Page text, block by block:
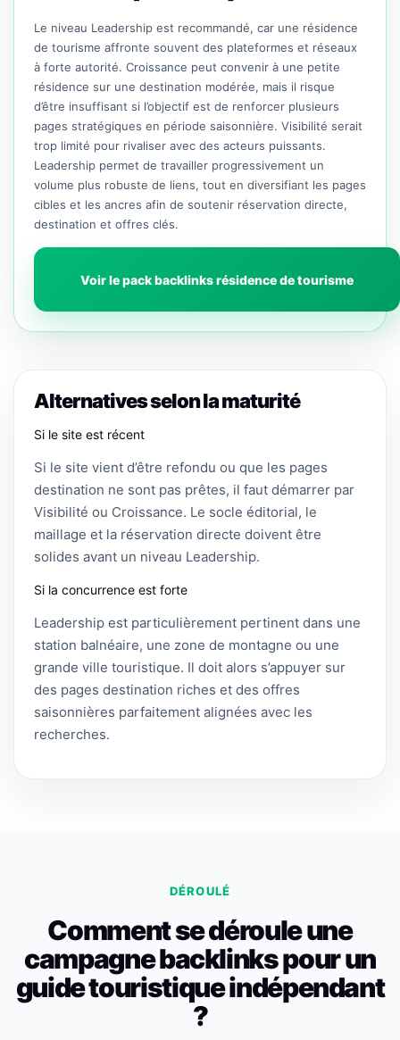
Le niveau Leadership est recommandé, car une résidence
de tourisme affronte souvent des plateformes et réseaux
à forte autorité. Croissance peut convenir à une petite
résidence sur une destination modérée, mais il risque
d’être insuffisant si l’objectif est de renforcer plusieurs
pages stratégiques en période saisonnière. Visibilité serait
trop limité pour rivaliser avec des acteurs puissants.
Leadership permet de travailler progressivement un
volume plus robuste de liens, tout en diversifiant les pages
cibles et les ancres afin de soutenir réservation directe,
destination et offres clés.
Voir le pack backlinks résidence de tourisme
Alternatives selon la maturité
Si le site est récent
Si le site vient d’être refondu ou que les pages
destination ne sont pas prêtes, il faut démarrer par
Visibilité ou Croissance. Le socle éditorial, le
maillage et la réservation directe doivent être
solides avant un niveau Leadership.
Si la concurrence est forte
Leadership est particulièrement pertinent dans une
station balnéaire, une zone de montagne ou une
grande ville touristique. Il doit alors s’appuyer sur
des pages destination riches et des offres
saisonnières parfaitement alignées avec les
recherches.
DÉROULÉ
Comment se déroule une
campagne backlinks pour un
guide touristique indépendant
?